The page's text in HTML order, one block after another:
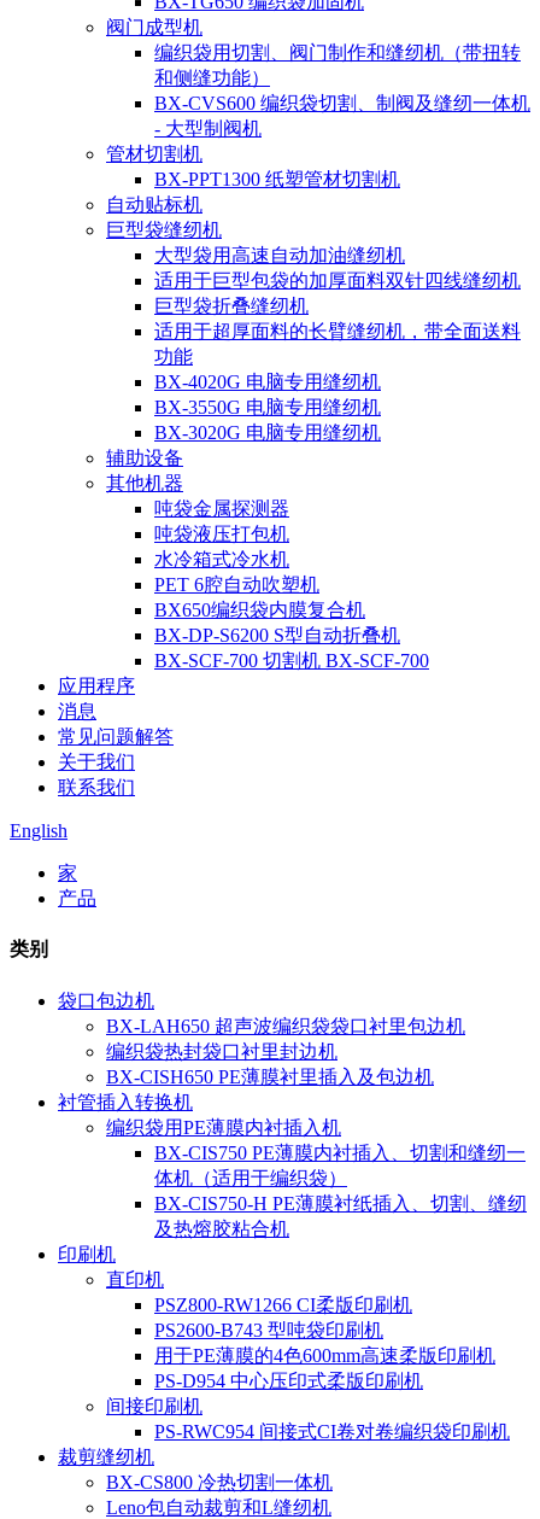
阀门成型机
编织袋用切割、阀门制作和缝纫机（带扭转
和侧缝功能）
BX-CVS600 编织袋切割、制阀及缝纫一体机
- 大型制阀机
管材切割机
BX-PPT1300 纸塑管材切割机
自动贴标机
巨型袋缝纫机
大型袋用高速自动加油缝纫机
适用于巨型包袋的加厚面料双针四线缝纫机
巨型袋折叠缝纫机
适用于超厚面料的长臂缝纫机，带全面送料
功能
BX-4020G 电脑专用缝纫机
BX-3550G 电脑专用缝纫机
BX-3020G 电脑专用缝纫机
辅助设备
其他机器
吨袋金属探测器
吨袋液压打包机
水冷箱式冷水机
PET 6腔自动吹塑机
BX650编织袋内膜复合机
BX-DP-S6200 S型自动折叠机
BX-SCF-700 切割机 BX-SCF-700
应用程序
消息
常见问题解答
关于我们
联系我们
English
家
产品
类别
袋口包边机
BX-LAH650 超声波编织袋袋口衬里包边机
编织袋热封袋口衬里封边机
BX-CISH650 PE薄膜衬里插入及包边机
衬管插入转换机
编织袋用PE薄膜内衬插入机
BX-CIS750 PE薄膜内衬插入、切割和缝纫一
体机（适用于编织袋）
BX-CIS750-H PE薄膜衬纸插入、切割、缝纫
及热熔胶粘合机
印刷机
直印机
PSZ800-RW1266 CI柔版印刷机
PS2600-B743 型吨袋印刷机
用于PE薄膜的4色600mm高速柔版印刷机
PS-D954 中心压印式柔版印刷机
间接印刷机
PS-RWC954 间接式CI卷对卷编织袋印刷机
裁剪缝纫机
BX-CS800 冷热切割一体机
Leno包自动裁剪和L缝纫机